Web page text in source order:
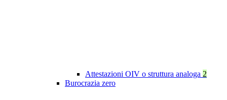
Attestazioni OIV o struttura analoga 2
Burocrazia zero